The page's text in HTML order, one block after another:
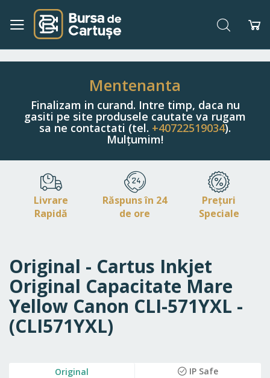
Navigați
Conținut
Căutare
Mentenanta
Finalizam in curand. Intre timp, daca nu
gasiti pe site produsele cautate va rugam
sa ne contactati (tel. +40722519034).
Mulțumim!
Livrare
Rapidă
Răspuns în 24
de ore
Prețuri
Speciale
Original - Cartus Inkjet
Original Capacitate Mare
Yellow Canon CLI-571YXL -
(CLI571YXL)
Original IP Safe